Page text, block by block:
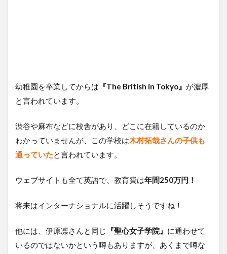
幼稚園を卒業してからは 『The British in Tokyo』 が濃厚
と言われています。
渋谷や麻布などに校舎があり、どこに在籍しているのか
わかっていませんが、この学校は木村拓哉さんの子供も
通っていたと言われています。
ウェブサイトも全て英語で、教育費は年間250万円！
将来はインターナショナルに活躍しそうですね！
他には、伊原凛さんと同じ 『聖心女子学院』 に通わせて
いるのではないかという噂もありますが、あくまで噂な